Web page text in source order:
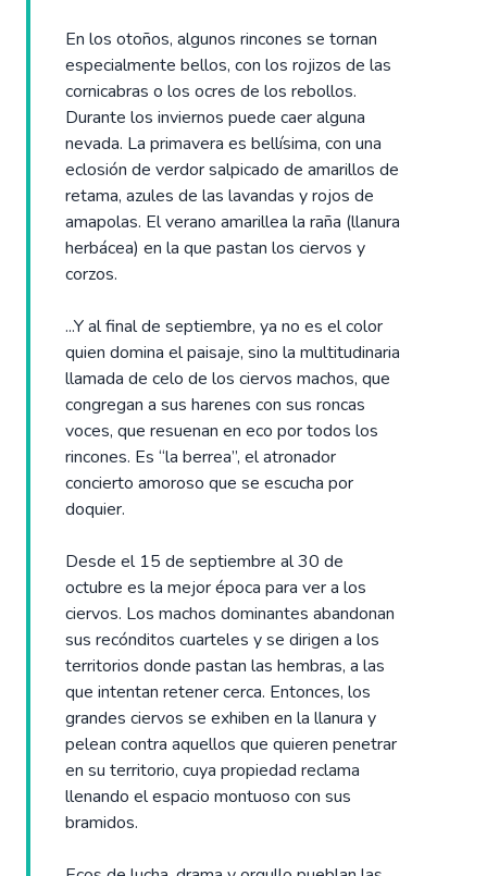
En los otoños, algunos rincones se tornan
especialmente bellos, con los rojizos de las
cornicabras o los ocres de los rebollos.
Durante los inviernos puede caer alguna
nevada. La primavera es bellísima, con una
eclosión de verdor salpicado de amarillos de
retama, azules de las lavandas y rojos de
amapolas. El verano amarillea la raña (llanura
herbácea) en la que pastan los ciervos y
corzos.
...Y al final de septiembre, ya no es el color
quien domina el paisaje, sino la multitudinaria
llamada de celo de los ciervos machos, que
congregan a sus harenes con sus roncas
voces, que resuenan en eco por todos los
rincones. Es “la berrea”, el atronador
concierto amoroso que se escucha por
doquier.
Desde el 15 de septiembre al 30 de
octubre es la mejor época para ver a los
ciervos. Los machos dominantes abandonan
sus recónditos cuarteles y se dirigen a los
territorios donde pastan las hembras, a las
que intentan retener cerca. Entonces, los
grandes ciervos se exhiben en la llanura y
pelean contra aquellos que quieren penetrar
en su territorio, cuya propiedad reclama
llenando el espacio montuoso con sus
bramidos.